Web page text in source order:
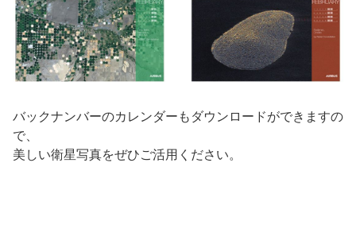
バックナンバーのカレンダーもダウンロードができますの
で、
美しい衛星写真をぜひご活用ください。